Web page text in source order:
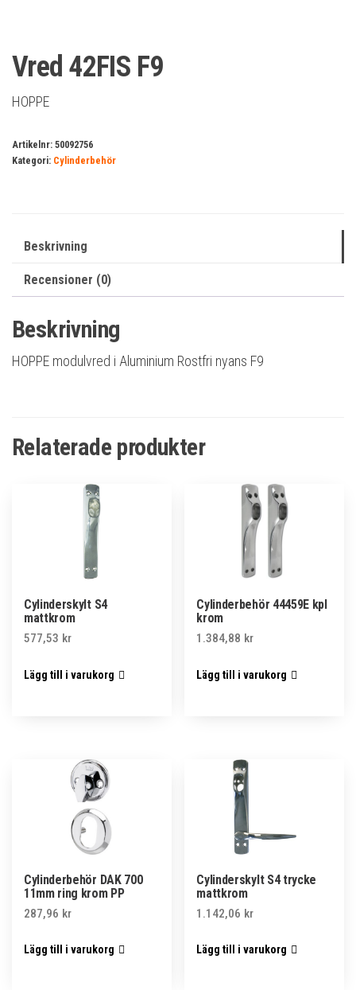
Vred 42FIS F9
HOPPE
Artikelnr: 50092756
Kategori: Cylinderbehör
Beskrivning
Recensioner (0)
Beskrivning
HOPPE modulvred i Aluminium Rostfri nyans F9
Relaterade produkter
Cylinderskylt S4
mattkrom
577,53 kr
Lägg till i varukorg
Cylinderbehör 44459E kpl
krom
1.384,88 kr
Lägg till i varukorg
Cylinderbehör DAK 700
11mm ring krom PP
287,96 kr
Lägg till i varukorg
Cylinderskylt S4 trycke
mattkrom
1.142,06 kr
Lägg till i varukorg